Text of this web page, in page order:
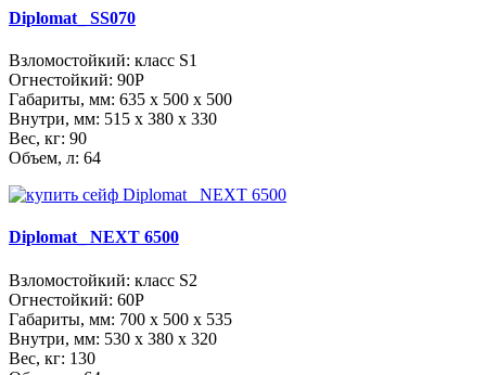
Diplomat_ SS070
Взломостойкий: класс S1
Огнестойкий: 90P
Габариты, мм: 635 x 500 x 500
Внутри, мм: 515 x 380 x 330
Вес, кг: 90
Объем, л: 64
Diplomat_ NEXT 6500
Взломостойкий: класс S2
Огнестойкий: 60Р
Габариты, мм: 700 x 500 x 535
Внутри, мм: 530 x 380 x 320
Вес, кг: 130